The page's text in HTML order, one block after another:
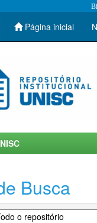
Página inicial
Busca